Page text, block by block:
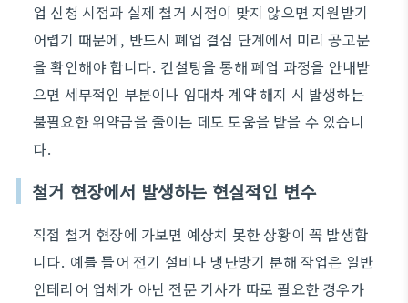
업 신청 시점과 실제 철거 시점이 맞지 않으면 지원받기
어렵기 때문에, 반드시 폐업 결심 단계에서 미리 공고문
을 확인해야 합니다. 컨설팅을 통해 폐업 과정을 안내받
으면 세무적인 부분이나 임대차 계약 해지 시 발생하는
불필요한 위약금을 줄이는 데도 도움을 받을 수 있습니
다.
철거 현장에서 발생하는 현실적인 변수
직접 철거 현장에 가보면 예상치 못한 상황이 꼭 발생합
니다. 예를 들어 전기 설비나 냉난방기 분해 작업은 일반
인테리어 업체가 아닌 전문 기사가 따로 필요한 경우가